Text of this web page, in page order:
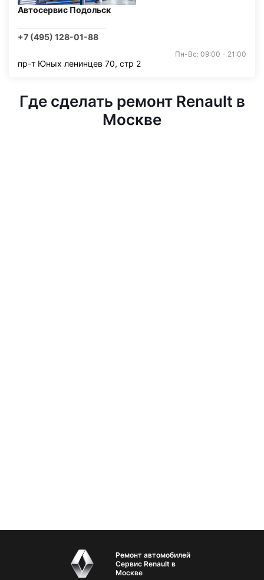
Автосервис Подольск
+7 (495) 128-01-88
Пн-Вс: 09:00 - 21:00
пр-т Юных ленинцев 70, стр 2
Где сделать ремонт Renault в
Москве
Ремонт автомобилей
Сервис Renault в
Москве